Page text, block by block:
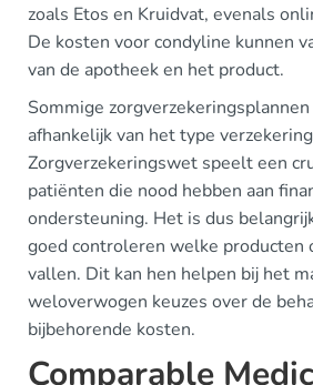
zoals Etos en Kruidvat, evenals
De kosten voor condyline kunnen
van de apotheek en het product.
Sommige
afhankelijk van het type
Zorgverzekeringswet speelt een
patiënten die nood hebben aan
ondersteuning. Het is dus
goed controleren welke producten
vallen. Dit kan hen helpen bij het
weloverwogen keuzes over de
bijbehorende kosten.
Comparable